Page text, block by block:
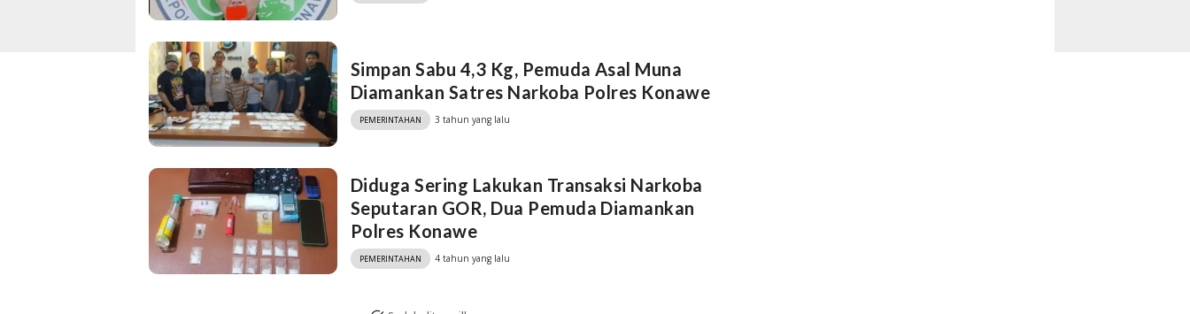
Simpan Sabu 4,3 Kg, Pemuda Asal Muna
Diamankan Satres Narkoba Polres Konawe
PEMERINTAHAN 3 tahun yang lalu
Diduga Sering Lakukan Transaksi Narkoba
Seputaran GOR, Dua Pemuda Diamankan
Polres Konawe
PEMERINTAHAN 4 tahun yang lalu